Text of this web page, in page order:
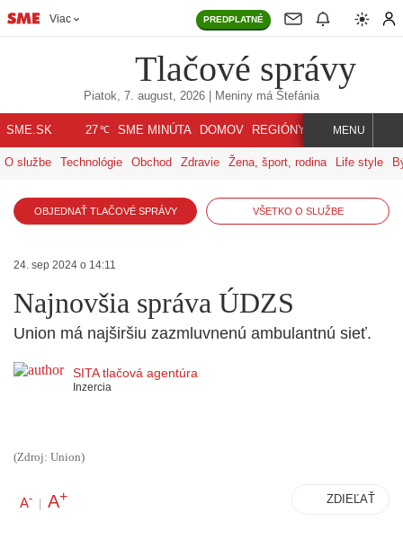
Viac PREDPLATNÉ
Tlačové správy
Piatok, 7. august, 2026 | Meniny má Štefánia
SME.SK 27℃ SME MINÚTA DOMOV REGIÓNY INDEX SVET
MENU
O službe Technológie Obchod Zdravie Žena, šport, rodina Life style
OBJEDNAŤ TLAČOVÉ SPRÁVY VŠETKO O SLUŽBE
24. sep 2024 o 14:11
Najnovšia správa ÚDZS
Union má najširšiu zazmluvnenú ambulantnú sieť.
SITA tlačová agentúra
Inzercia
(Zdroj: Union)
A- | A+ ZDIEĽAŤ